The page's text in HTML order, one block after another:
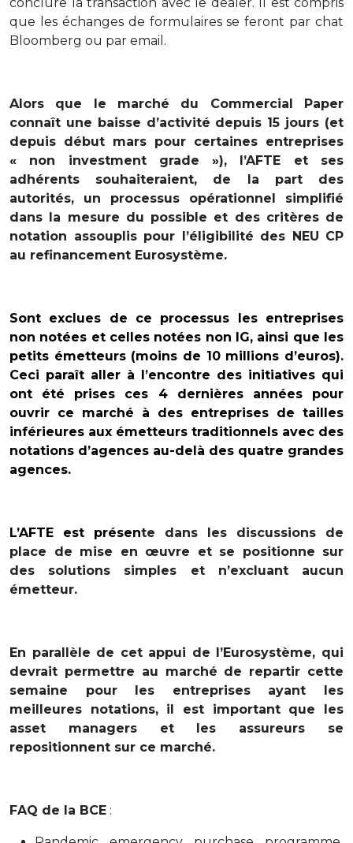
que les échanges de formulaires se feront par chat
Bloomberg ou par email.
Alors que le marché du Commercial Paper
connaît une baisse d’activité depuis 15 jours (et
depuis début mars pour certaines entreprises
« non investment grade »), l’AFTE et ses
adhérents souhaiteraient, de la part des
autorités, un processus opérationnel simplifié
dans la mesure du possible et des critères de
notation assouplis pour l’éligibilité des NEU CP
au refinancement Eurosystème.
Sont exclues de ce processus les entreprises
non notées et celles notées non IG, ainsi que les
petits émetteurs (moins de 10 millions d’euros).
Ceci paraît aller à l’encontre des initiatives qui
ont été prises ces 4 dernières années pour
ouvrir ce marché à des entreprises de tailles
inférieures aux émetteurs traditionnels avec des
notations d’agences au-delà des quatre grandes
agences.
L’AFTE est présente dans les discussions de
place de mise en œuvre et se positionne sur
des solutions simples et n’excluant aucun
émetteur.
En parallèle de cet appui de l’Eurosystème, qui
devrait permettre au marché de repartir cette
semaine pour les entreprises ayant les
meilleures notations, il est important que les
asset managers et les assureurs se
repositionnent sur ce marché.
FAQ de la BCE :